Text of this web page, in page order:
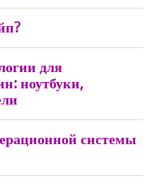
для
ноутбуки,
системы